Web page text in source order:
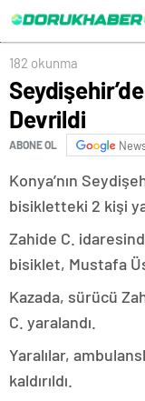
182 okunma
Devrildi
ABONE OL
Konya’nın
bisikletteki 2 kişi
Zahide C.
bisiklet, Mustafa
Kazada, sürücü
C. yaralandı.
Yaralılar,
kaldırıldı.